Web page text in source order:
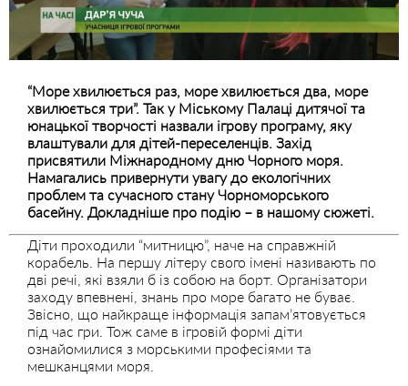
“Море хвилюється раз, море хвилюється два, море
хвилюється три”. Так у Міському Палаці дитячої та
юнацької творчості назвали ігрову програму, яку
влаштували для дітей-переселенців. Захід
присвятили Міжнародному дню Чорного моря.
Намагались привернути увагу до екологічних
проблем та сучасного стану Чорноморського
басейну. Докладніше про подію – в нашому сюжеті.
Діти проходили “митницю”, наче на справжній
корабель. На першу літеру свого імені називають по
дві речі, які взяли б із собою на борт. Організатори
заходу впевнені, знань про море багато не буває.
Звісно, що найкраще інформація запам’ятовується
під час гри. Тож саме в ігровій формі діти
ознайомилися з морськими професіями та
мешканцями моря.